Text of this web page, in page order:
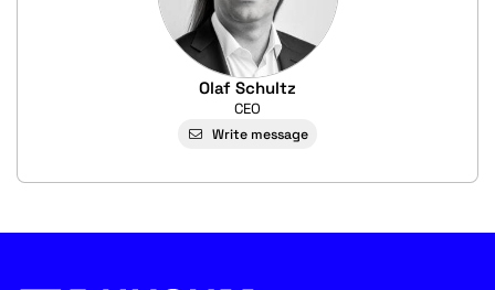
Olaf Schultz
CEO
Write message